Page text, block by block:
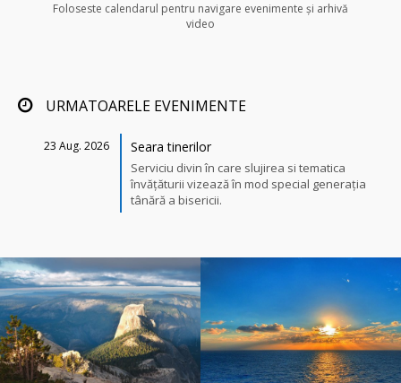
Foloseste calendarul pentru navigare evenimente și arhivă
video
URMATOARELE EVENIMENTE
23 Aug. 2026 Seara tinerilor
Serviciu divin în care slujirea si tematica
învățăturii vizează în mod special generația
tânără a bisericii.